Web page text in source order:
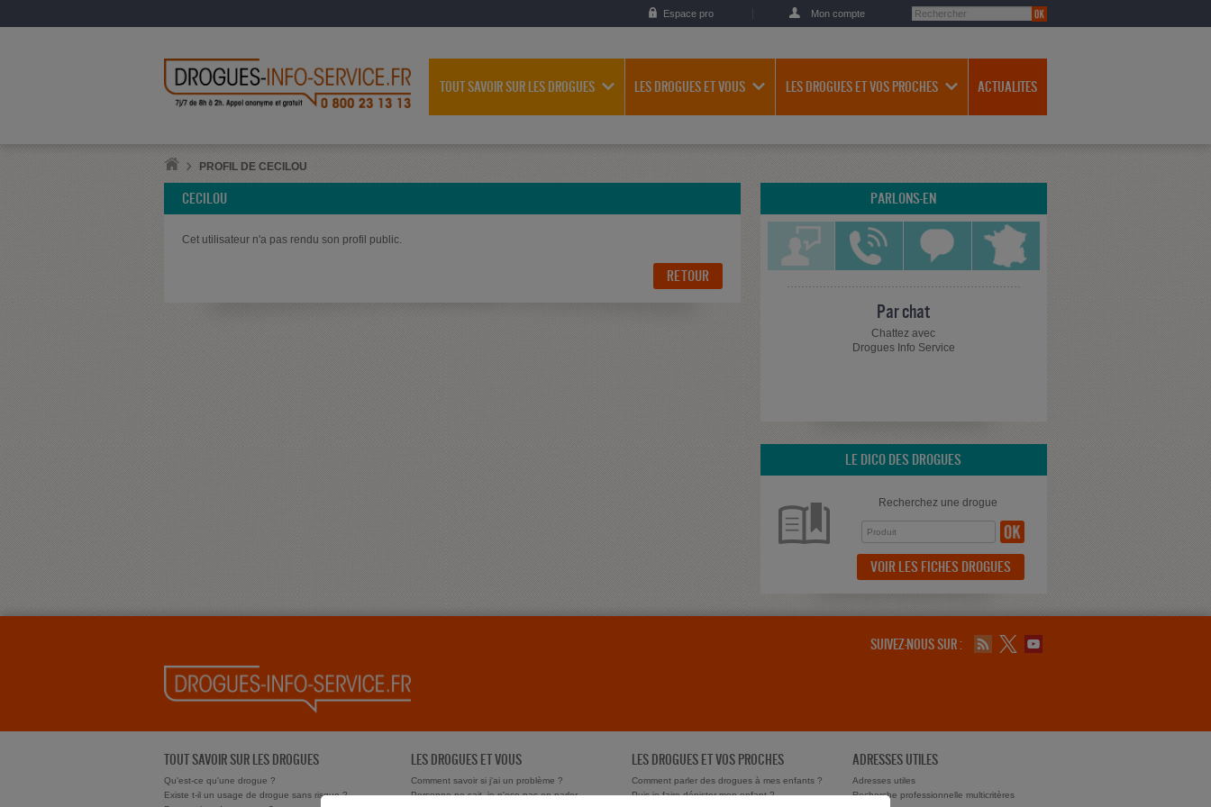
Espace pro Mon compte
TOUT SAVOIR SUR LES DROGUES LES DROGUES ET VOUS LES DROGUES ET VOS PROCHES ACTUALITES
PROFIL DE CECILOU
CECILOU
Cet utilisateur n'a pas rendu son profil public.
RETOUR
PARLONS-EN
Par chat
Chattez avec
Drogues Info Service
LE DICO DES DROGUES
Recherchez une drogue
VOIR LES FICHES DROGUES
SUIVEZ-NOUS SUR :
TOUT SAVOIR SUR LES DROGUES
Qu'est-ce qu'une drogue ?
Existe t-il un usage de drogue sans risque ?
LES DROGUES ET VOUS
Comment savoir si j'ai un problème ?
Personne ne sait, je n'ose pas en parler
LES DROGUES ET VOS PROCHES
Comment parler des drogues à mes enfants ?
Puis-je faire dépister mon enfant ?
ADRESSES UTILES
Adresses utiles
Recherche professionnelle multicritères